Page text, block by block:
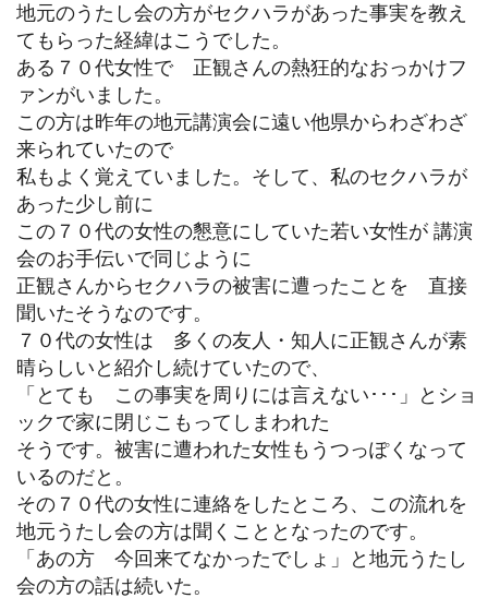
地元のうたし会の方がセクハラがあった事実を教え
てもらった経緯はこうでした。
ある７０代女性で 正観さんの熱狂的なおっかけフ
ァンがいました。
この方は昨年の地元講演会に遠い他県からわざわざ
来られていたので
私もよく覚えていました。そして、私のセクハラが
あった少し前に
この７０代の女性の懇意にしていた若い女性が 講演
会のお手伝いで同じように
正観さんからセクハラの被害に遭ったことを 直接
聞いたそうなのです。
７０代の女性は 多くの友人・知人に正観さんが素
晴らしいと紹介し続けていたので、
「とても この事実を周りには言えない･･･」とショ
ックで家に閉じこもってしまわれた
そうです。被害に遭われた女性もうつっぽくなって
いるのだと。
その７０代の女性に連絡をしたところ、この流れを
地元うたし会の方は聞くこととなったのです。
「あの方 今回来てなかったでしょ」と地元うたし
会の方の話は続いた。